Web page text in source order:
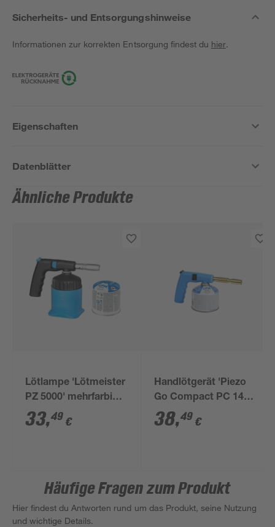
Sicherheits- und Entsorgungshinweise
Informationen zur korrekten Entsorgung findest du hier.
Eigenschaften
Datenblätter
Ähnliche Produkte
Lötlampe 'Lötmeister
PZ 5000' mehrfarbig
730 °C
33,49 €
Handlötgerät 'Piezo
Go Compact PC 140'
blau/gold 730 °C
38,49 €
Häufige Fragen zum Produkt
Hier findest du Antworten rund um das Produkt, seine Nutzung
und wichtige Details.